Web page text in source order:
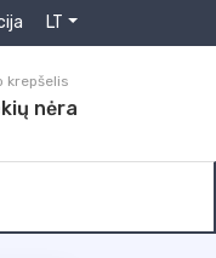
LT
krepšelis
nėra